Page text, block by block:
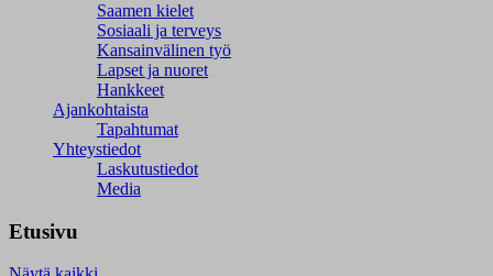
Saamen kielet
Sosiaali ja terveys
Kansainvälinen työ
Lapset ja nuoret
Hankkeet
Ajankohtaista
Tapahtumat
Yhteystiedot
Laskutustiedot
Media
Etusivu